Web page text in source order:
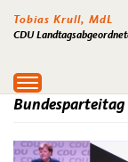
Tobias Krull, MdL
CDU
Toggle
navigation
Bundesparteitag